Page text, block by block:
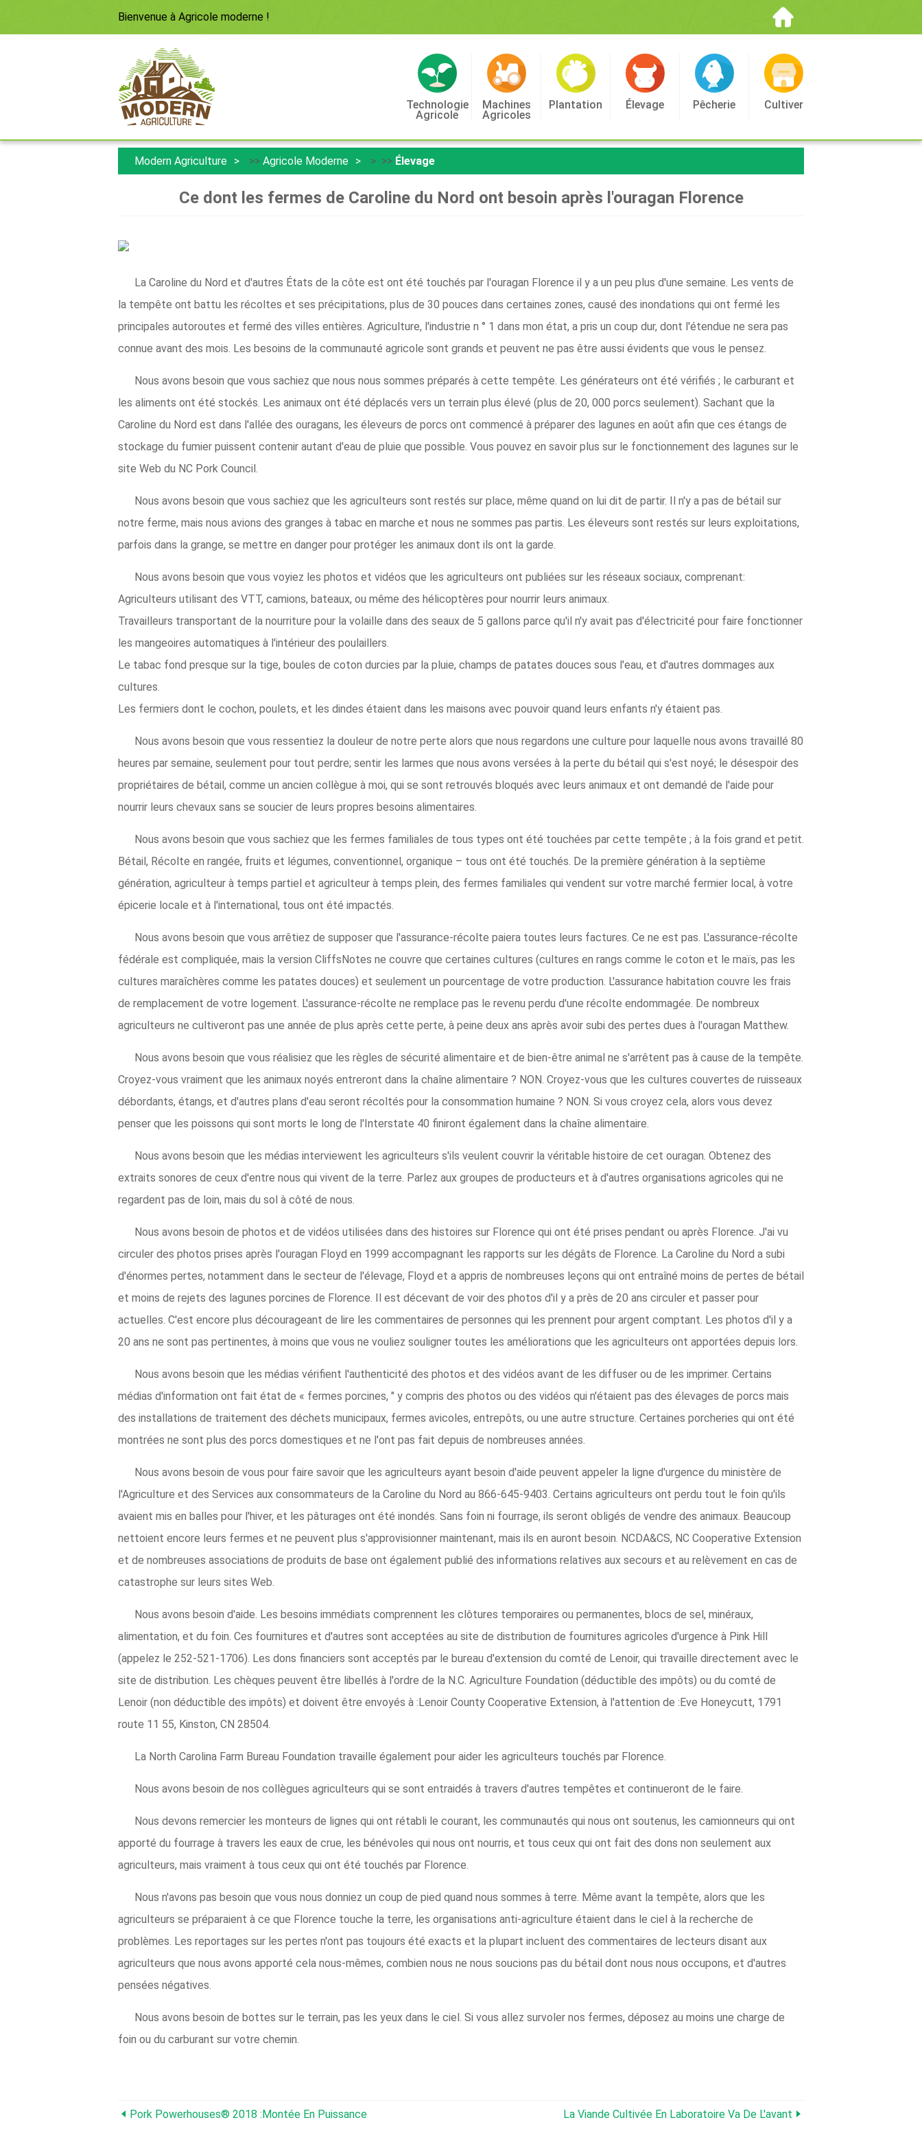
Bienvenue à Agricole moderne !
Technologie
Agricole
Machines
Agricoles
Plantation Élevage Pêcherie Cultiver
Modern Agriculture >> Agricole Moderne > >> Élevage
Ce dont les fermes de Caroline du Nord ont besoin après l'ouragan Florence
La Caroline du Nord et d'autres États de la côte est ont été touchés par l'ouragan Florence il y a un peu plus d'une semaine. Les vents de
la tempête ont battu les récoltes et ses précipitations, plus de 30 pouces dans certaines zones, causé des inondations qui ont fermé les
principales autoroutes et fermé des villes entières. Agriculture, l'industrie n ° 1 dans mon état, a pris un coup dur, dont l'étendue ne sera pas
connue avant des mois. Les besoins de la communauté agricole sont grands et peuvent ne pas être aussi évidents que vous le pensez.
Nous avons besoin que vous sachiez que nous nous sommes préparés à cette tempête. Les générateurs ont été vérifiés ; le carburant et
les aliments ont été stockés. Les animaux ont été déplacés vers un terrain plus élevé (plus de 20, 000 porcs seulement). Sachant que la
Caroline du Nord est dans l'allée des ouragans, les éleveurs de porcs ont commencé à préparer des lagunes en août afin que ces étangs de
stockage du fumier puissent contenir autant d'eau de pluie que possible. Vous pouvez en savoir plus sur le fonctionnement des lagunes sur le
site Web du NC Pork Council.
Nous avons besoin que vous sachiez que les agriculteurs sont restés sur place, même quand on lui dit de partir. Il n'y a pas de bétail sur
notre ferme, mais nous avions des granges à tabac en marche et nous ne sommes pas partis. Les éleveurs sont restés sur leurs exploitations,
parfois dans la grange, se mettre en danger pour protéger les animaux dont ils ont la garde.
Nous avons besoin que vous voyiez les photos et vidéos que les agriculteurs ont publiées sur les réseaux sociaux, comprenant:
Agriculteurs utilisant des VTT, camions, bateaux, ou même des hélicoptères pour nourrir leurs animaux.
Travailleurs transportant de la nourriture pour la volaille dans des seaux de 5 gallons parce qu'il n'y avait pas d'électricité pour faire fonctionner
les mangeoires automatiques à l'intérieur des poulaillers.
Le tabac fond presque sur la tige, boules de coton durcies par la pluie, champs de patates douces sous l'eau, et d'autres dommages aux
cultures.
Les fermiers dont le cochon, poulets, et les dindes étaient dans les maisons avec pouvoir quand leurs enfants n'y étaient pas.
Nous avons besoin que vous ressentiez la douleur de notre perte alors que nous regardons une culture pour laquelle nous avons travaillé 80
heures par semaine, seulement pour tout perdre; sentir les larmes que nous avons versées à la perte du bétail qui s'est noyé; le désespoir des
propriétaires de bétail, comme un ancien collègue à moi, qui se sont retrouvés bloqués avec leurs animaux et ont demandé de l'aide pour
nourrir leurs chevaux sans se soucier de leurs propres besoins alimentaires.
Nous avons besoin que vous sachiez que les fermes familiales de tous types ont été touchées par cette tempête ; à la fois grand et petit.
Bétail, Récolte en rangée, fruits et légumes, conventionnel, organique – tous ont été touchés. De la première génération à la septième
génération, agriculteur à temps partiel et agriculteur à temps plein, des fermes familiales qui vendent sur votre marché fermier local, à votre
épicerie locale et à l'international, tous ont été impactés.
Nous avons besoin que vous arrêtiez de supposer que l'assurance-récolte paiera toutes leurs factures. Ce ne est pas. L'assurance-récolte
fédérale est compliquée, mais la version CliffsNotes ne couvre que certaines cultures (cultures en rangs comme le coton et le maïs, pas les
cultures maraîchères comme les patates douces) et seulement un pourcentage de votre production. L'assurance habitation couvre les frais
de remplacement de votre logement. L'assurance-récolte ne remplace pas le revenu perdu d'une récolte endommagée. De nombreux
agriculteurs ne cultiveront pas une année de plus après cette perte, à peine deux ans après avoir subi des pertes dues à l'ouragan Matthew.
Nous avons besoin que vous réalisiez que les règles de sécurité alimentaire et de bien-être animal ne s'arrêtent pas à cause de la tempête.
Croyez-vous vraiment que les animaux noyés entreront dans la chaîne alimentaire ? NON. Croyez-vous que les cultures couvertes de ruisseaux
débordants, étangs, et d'autres plans d'eau seront récoltés pour la consommation humaine ? NON. Si vous croyez cela, alors vous devez
penser que les poissons qui sont morts le long de l'Interstate 40 finiront également dans la chaîne alimentaire.
Nous avons besoin que les médias interviewent les agriculteurs s'ils veulent couvrir la véritable histoire de cet ouragan. Obtenez des
extraits sonores de ceux d'entre nous qui vivent de la terre. Parlez aux groupes de producteurs et à d'autres organisations agricoles qui ne
regardent pas de loin, mais du sol à côté de nous.
Nous avons besoin de photos et de vidéos utilisées dans des histoires sur Florence qui ont été prises pendant ou après Florence. J'ai vu
circuler des photos prises après l'ouragan Floyd en 1999 accompagnant les rapports sur les dégâts de Florence. La Caroline du Nord a subi
d'énormes pertes, notamment dans le secteur de l'élevage, Floyd et a appris de nombreuses leçons qui ont entraîné moins de pertes de bétail
et moins de rejets des lagunes porcines de Florence. Il est décevant de voir des photos d'il y a près de 20 ans circuler et passer pour
actuelles. C'est encore plus décourageant de lire les commentaires de personnes qui les prennent pour argent comptant. Les photos d'il y a
20 ans ne sont pas pertinentes, à moins que vous ne vouliez souligner toutes les améliorations que les agriculteurs ont apportées depuis lors.
Nous avons besoin que les médias vérifient l'authenticité des photos et des vidéos avant de les diffuser ou de les imprimer. Certains
médias d'information ont fait état de « fermes porcines, " y compris des photos ou des vidéos qui n'étaient pas des élevages de porcs mais
des installations de traitement des déchets municipaux, fermes avicoles, entrepôts, ou une autre structure. Certaines porcheries qui ont été
montrées ne sont plus des porcs domestiques et ne l'ont pas fait depuis de nombreuses années.
Nous avons besoin de vous pour faire savoir que les agriculteurs ayant besoin d'aide peuvent appeler la ligne d'urgence du ministère de
l'Agriculture et des Services aux consommateurs de la Caroline du Nord au 866-645-9403. Certains agriculteurs ont perdu tout le foin qu'ils
avaient mis en balles pour l'hiver, et les pâturages ont été inondés. Sans foin ni fourrage, ils seront obligés de vendre des animaux. Beaucoup
nettoient encore leurs fermes et ne peuvent plus s'approvisionner maintenant, mais ils en auront besoin. NCDA&CS, NC Cooperative Extension
et de nombreuses associations de produits de base ont également publié des informations relatives aux secours et au relèvement en cas de
catastrophe sur leurs sites Web.
Nous avons besoin d'aide. Les besoins immédiats comprennent les clôtures temporaires ou permanentes, blocs de sel, minéraux,
alimentation, et du foin. Ces fournitures et d'autres sont acceptées au site de distribution de fournitures agricoles d'urgence à Pink Hill
(appelez le 252-521-1706). Les dons financiers sont acceptés par le bureau d'extension du comté de Lenoir, qui travaille directement avec le
site de distribution. Les chèques peuvent être libellés à l'ordre de la N.C. Agriculture Foundation (déductible des impôts) ou du comté de
Lenoir (non déductible des impôts) et doivent être envoyés à :Lenoir County Cooperative Extension, à l'attention de :Eve Honeycutt, 1791
route 11 55, Kinston, CN 28504.
La North Carolina Farm Bureau Foundation travaille également pour aider les agriculteurs touchés par Florence.
Nous avons besoin de nos collègues agriculteurs qui se sont entraidés à travers d'autres tempêtes et continueront de le faire.
Nous devons remercier les monteurs de lignes qui ont rétabli le courant, les communautés qui nous ont soutenus, les camionneurs qui ont
apporté du fourrage à travers les eaux de crue, les bénévoles qui nous ont nourris, et tous ceux qui ont fait des dons non seulement aux
agriculteurs, mais vraiment à tous ceux qui ont été touchés par Florence.
Nous n'avons pas besoin que vous nous donniez un coup de pied quand nous sommes à terre. Même avant la tempête, alors que les
agriculteurs se préparaient à ce que Florence touche la terre, les organisations anti-agriculture étaient dans le ciel à la recherche de
problèmes. Les reportages sur les pertes n'ont pas toujours été exacts et la plupart incluent des commentaires de lecteurs disant aux
agriculteurs que nous avons apporté cela nous-mêmes, combien nous ne nous soucions pas du bétail dont nous nous occupons, et d'autres
pensées négatives.
Nous avons besoin de bottes sur le terrain, pas les yeux dans le ciel. Si vous allez survoler nos fermes, déposez au moins une charge de
foin ou du carburant sur votre chemin.
Pork Powerhouses® 2018 :Montée En Puissance La Viande Cultivée En Laboratoire Va De L'avant